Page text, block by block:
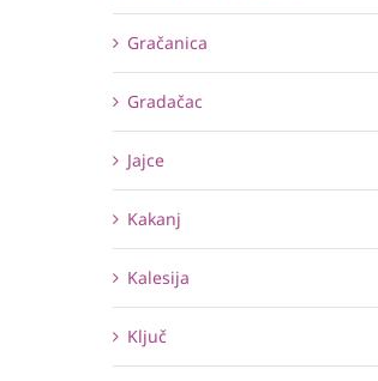
Gračanica
Gradačac
Jajce
Kakanj
Kalesija
Ključ